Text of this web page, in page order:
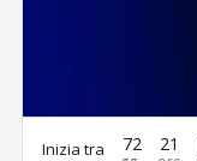
Inizia tra 72 21